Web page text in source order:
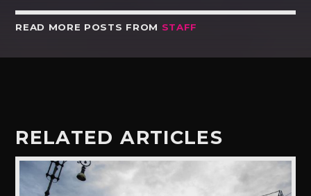
READ MORE POSTS FROM STAFF
RELATED ARTICLES